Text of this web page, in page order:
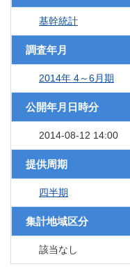
基幹統計
調査年月
2014年 4～6月期
公開年月日時分
2014-08-12 14:00
提供周期
四半期
集計地域区分
該当なし